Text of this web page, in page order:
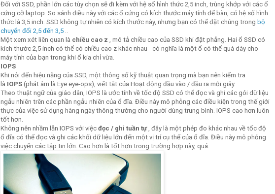
Đối với SSD, phần lớn các tùy chọn sẽ đi kèm với hệ số hình thức 2,5 inch, trùng khớp với các ổ
cứng cỡ laptop. So sánh điều này với các ổ cứng có kích thước máy tính để bàn, có hệ số hình
thức là 3,5 inch. SSD không tự nhiên có kích thước này, nhưng bạn có thể đặt chúng trong bộ
chuyển đổi 2,5 đến 3,5 ..
Một xem xét liên quan là chiều cao z , mô tả chiều cao của SSD khi đặt phẳng. Hai ổ SSD có
kích thước 2,5 inch có thể có chiều cao z khác nhau - có nghĩa là một ổ có thể quá dày cho
máy tính của bạn trong khi ổ kia chỉ vừa.
IOPS
Khi nói đến hiệu năng của SSD, một thông số kỹ thuật quan trọng mà bạn nên kiểm tra
là IOPS (phát âm là Eye eye-ops), viết tắt của Hoạt động đầu vào / đầu ra mỗi giây.
Theo thuật ngữ của giáo dân, IOPS là ước tính về tốc độ SSD có thể đọc và ghi các gói dữ liệu
ngẫu nhiên trên các phần ngẫu nhiên của ổ đĩa. Điều này mô phỏng các điều kiện trong thế giới
thực của việc sử dụng hàng ngày thông thường cho người dùng trung bình. IOPS cao hơn luôn
tốt hơn.
Không nên nhầm lẫn IOPS với việc đọc / ghi tuần tự, đây là một phép đo khác nhau về tốc độ
ổ đĩa có thể đọc và ghi các khối dữ liệu lớn đến một vị trí cụ thể của ổ đĩa. Điều này mô phỏng
việc chuyển các tập tin lớn. Cao hơn là tốt hơn trong trường hợp này, quá.